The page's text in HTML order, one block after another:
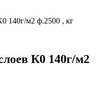
140г/м2 ф.2500 , кг
К0 140г/м2